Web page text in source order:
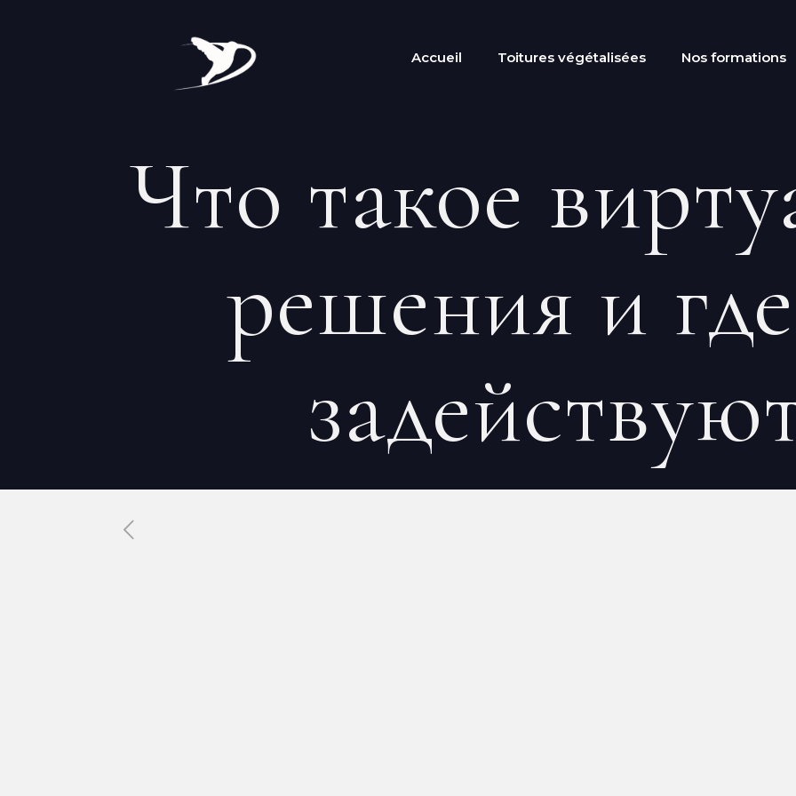
Accueil Toitures végétalisées Nos formations
Что такое
решения и